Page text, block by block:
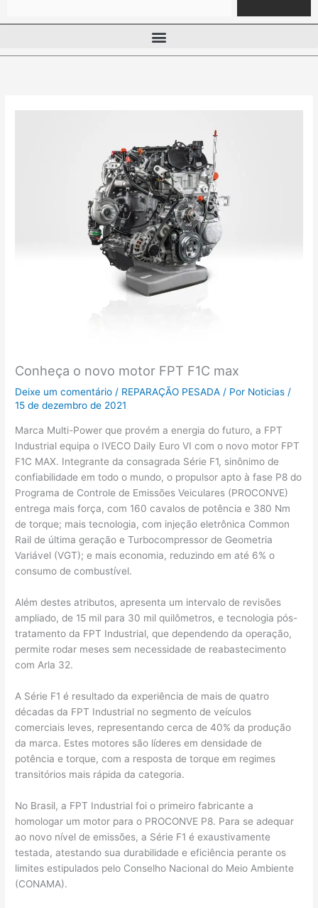
Conheça o novo motor FPT F1C max
Deixe um comentário / REPARAÇÃO PESADA / Por Noticias/
15 de dezembro de 2021
Marca Multi-Power que provém a energia do futuro, a FPT
Industrial equipa o IVECO Daily Euro VI com o novo motor FPT
F1C MAX. Integrante da consagrada Série F1, sinônimo de
confiabilidade em todo o mundo, o propulsor apto à fase P8 do
Programa de Controle de Emissões Veiculares (PROCONVE)
entrega mais força, com 160 cavalos de potência e 380 Nm
de torque; mais tecnologia, com injeção eletrônica Common
Rail de última geração e Turbocompressor de Geometria
Variável (VGT); e mais economia, reduzindo em até 6% o
consumo de combustível.
Além destes atributos, apresenta um intervalo de revisões
ampliado, de 15 mil para 30 mil quilômetros, e tecnologia pós-
tratamento da FPT Industrial, que dependendo da operação,
permite rodar meses sem necessidade de reabastecimento
com Arla 32.
A Série F1 é resultado da experiência de mais de quatro
décadas da FPT Industrial no segmento de veículos
comerciais leves, representando cerca de 40% da produção
da marca. Estes motores são líderes em densidade de
potência e torque, com a resposta de torque em regimes
transitórios mais rápida da categoria.
No Brasil, a FPT Industrial foi o primeiro fabricante a
homologar um motor para o PROCONVE P8. Para se adequar
ao novo nível de emissões, a Série F1 é exaustivamente
testada, atestando sua durabilidade e eficiência perante os
limites estipulados pelo Conselho Nacional do Meio Ambiente
(CONAMA).